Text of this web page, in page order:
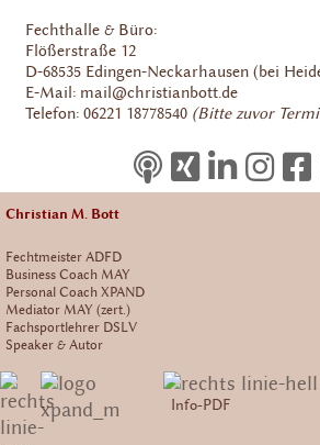
Fechthalle & Büro:
Flößerstraße 12
D-68535 Edingen-Neckarhausen (bei
E-Mail: mail@christianbott.de
Telefon: 06221 18778540 (Bitte zuvor
Christian M. Bott
Fechtmeister ADFD
Business Coach MAY
Personal Coach XPAND
Mediator MAY (zert.)
Fachsportlehrer DSLV
Speaker & Autor
Info-PDF